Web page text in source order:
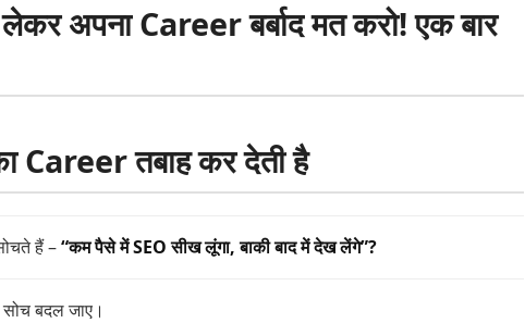
अपना Career बर्बाद मत करो! एक बार
Career तबाह कर देती है
हैं –“कम पैसे में SEO सीख लूंगा, बाकी बाद में देख लेंगे”?
बदल जाए।